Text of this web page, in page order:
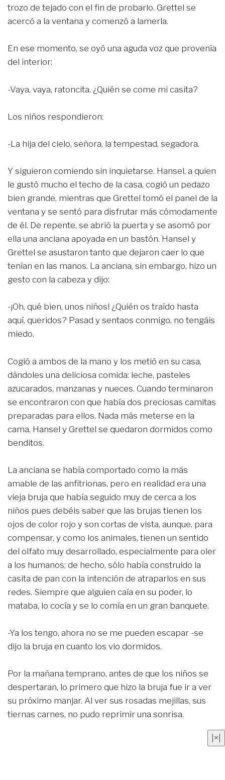
trozo de tejado con el fin de probarlo. Grettel se
acercó a la ventana y comenzó a lamerla.
En ese momento, se oyó una aguda voz que provenía
del interior:
-Vaya, vaya, ratoncita. ¿Quién se come mi casita?
Los niños respondieron:
-La hija del cielo, señora, la tempestad, segadora.
Y siguieron comiendo sin inquietarse. Hansel, a quien
le gustó mucho el techo de la casa, cogió un pedazo
bien grande, mientras que Grettel tomó el panel de la
ventana y se sentó para disfrutar más cómodamente
de él. De repente, se abrió la puerta y se asomó por
ella una anciana apoyada en un bastón. Hansel y
Grettel se asustaron tanto que dejaron caer lo que
tenían en las manos. La anciana, sin embargo, hizo un
gesto con la cabeza y dijo:
-¡Oh, qué bien, unos niños! ¿Quién os traído hasta
aquí, queridos? Pasad y sentaos conmigo, no tengáis
miedo.
Cogió a ambos de la mano y los metió en su casa,
dándoles una deliciosa comida: leche, pasteles
azucarados, manzanas y nueces. Cuando terminaron
se encontraron con que había dos preciosas camitas
preparadas para ellos. Nada más meterse en la
cama, Hansel y Grettel se quedaron dormidos como
benditos.
La anciana se había comportado como la más
amable de las anfitrionas, pero en realidad era una
vieja bruja que había seguido muy de cerca a los
niños pues debéis saber que las brujas tienen los
ojos de color rojo y son cortas de vista, aunque, para
compensar, y como los animales, tienen un sentido
del olfato muy desarrollado, especialmente para oler
a los humanos; de hecho, sólo había construido la
casita de pan con la intención de atraparlos en sus
redes. Siempre que alguien caía en su poder, lo
mataba, lo cocía y se lo comía en un gran banquete.
-Ya los tengo, ahora no se me pueden escapar -se
dijo la bruja en cuanto los vio dormidos.
Por la mañana temprano, antes de que los niños se
despertaran, lo primero que hizo la bruja fue ir a ver
su próximo manjar. Al ver sus rosadas mejillas, sus
tiernas carnes, no pudo reprimir una sonrisa.
×